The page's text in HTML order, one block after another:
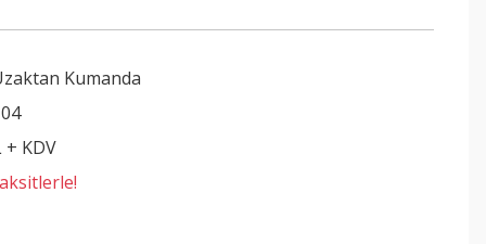
Kumanda
+ KDV